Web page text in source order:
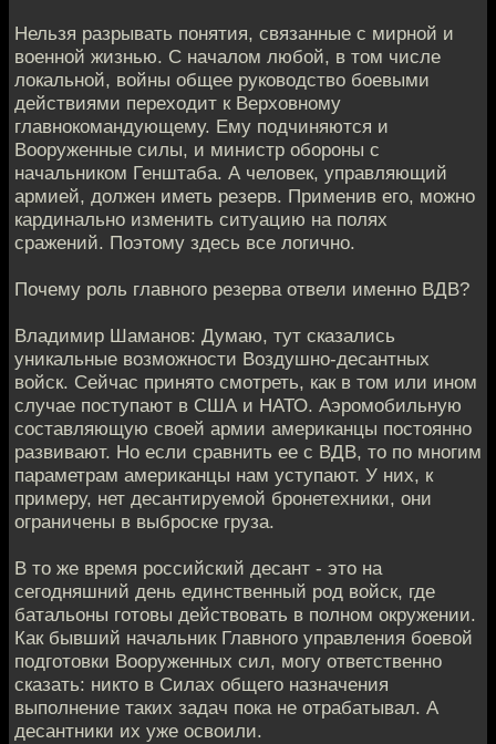
Нельзя разрывать понятия, связанные с мирной и
военной жизнью. С началом любой, в том числе
локальной, войны общее руководство боевыми
действиями переходит к Верховному
главнокомандующему. Ему подчиняются и
Вооруженные силы, и министр обороны с
начальником Генштаба. А человек, управляющий
армией, должен иметь резерв. Применив его, можно
кардинально изменить ситуацию на полях
сражений. Поэтому здесь все логично.
Почему роль главного резерва отвели именно ВДВ?
Владимир Шаманов: Думаю, тут сказались
уникальные возможности Воздушно-десантных
войск. Сейчас принято смотреть, как в том или ином
случае поступают в США и НАТО. Аэромобильную
составляющую своей армии американцы постоянно
развивают. Но если сравнить ее с ВДВ, то по многим
параметрам американцы нам уступают. У них, к
примеру, нет десантируемой бронетехники, они
ограничены в выброске груза.
В то же время российский десант - это на
сегодняшний день единственный род войск, где
батальоны готовы действовать в полном окружении.
Как бывший начальник Главного управления боевой
подготовки Вооруженных сил, могу ответственно
сказать: никто в Cилах общего назначения
выполнение таких задач пока не отрабатывал. А
десантники их уже освоили.